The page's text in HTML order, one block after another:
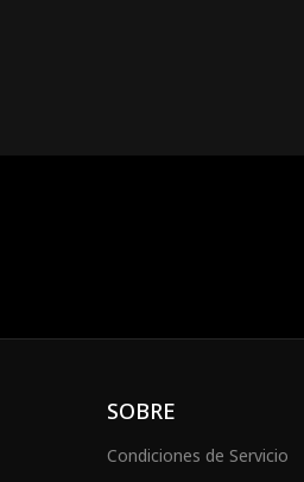
SOBRE
Condiciones de Servicio